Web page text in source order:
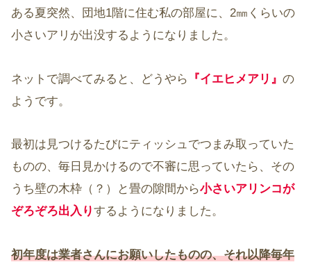
ある夏突然、団地1階に住む私の部屋に、2㎜くらいの
小さいアリが出没するようになりました。
ネットで調べてみると、どうやら 『イエヒメアリ』 の
ようです。
最初は見つけるたびにティッシュでつまみ取っていた
ものの、毎日見かけるので不審に思っていたら、その
うち壁の木枠（？）と畳の隙間から小さいアリンコが
ぞろぞろ出入りするようになりました。
初年度は業者さんにお願いしたものの、それ以降毎年